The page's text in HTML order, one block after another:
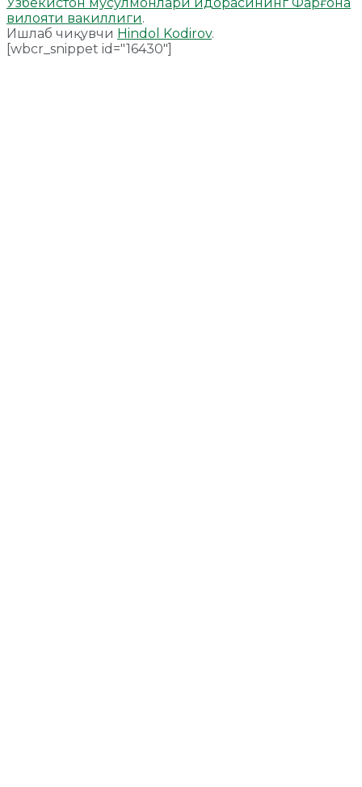
Ўзбекистон мусулмонлари идорасининг Фарғона
вилояти вакиллиги.
Ишлаб чиқувчи Hindol Kodirov.
[wbcr_snippet id="16430"]